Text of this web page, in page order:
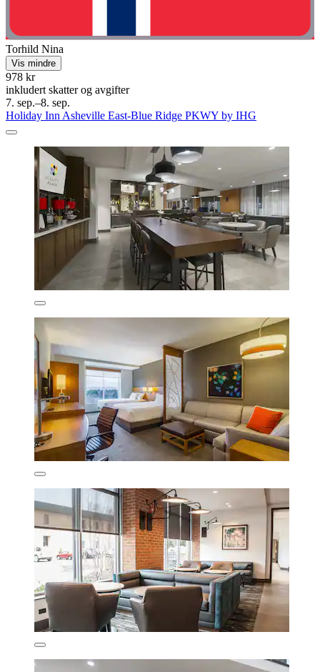
Torhild Nina
Vis mindre
978 kr
inkludert skatter og avgifter
7. sep.–8. sep.
Holiday Inn Asheville East-Blue Ridge PKWY by IHG